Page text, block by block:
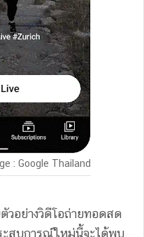
: Google Thailand
อย่างวิดีโอถ่ายทอดสด
สบการณ์ใหม่นี้จะได้พบ